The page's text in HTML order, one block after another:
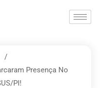
Presença No
PI!